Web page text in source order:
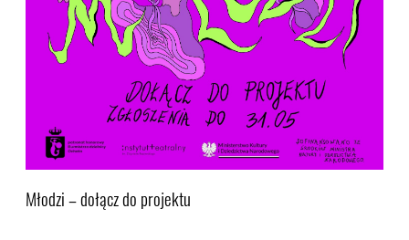
Młodzi – dołącz do projektu